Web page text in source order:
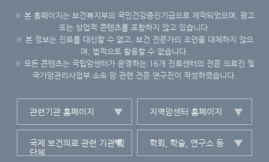
※ 본 홈페이지는 보건복지부의 국민건강증진기금으로 제작되었으며, 광고
또는 상업적 콘텐츠를 포함하지 않고 있습니다.
※ 본 정보는 진료를 대신할 수 없고, 보건 전문가의 조언을 대체하지 않으
며, 법적으로 활용할 수 없습니다.
※ 모든 콘텐츠는 국립암센터가 운영하는 16개 진료센터의 전문 의료진 및
국가암관리사업부 소속 암 관련 전문 연구진이 작성하였습니다.
관련기관 홈페이지 지역암센터 홈페이지
국제 보건의료 관련 기관 및
단체
학회, 학술, 연구소 등